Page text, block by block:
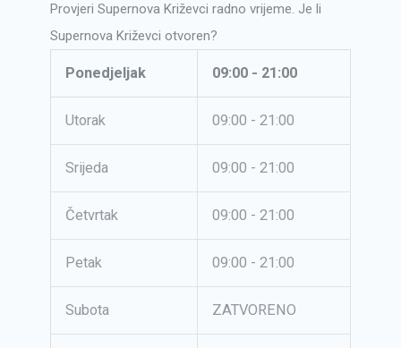
Provjeri Supernova Križevci radno vrijeme. Je li
Supernova Križevci otvoren?
Ponedjeljak 09:00 - 21:00
Utorak 09:00 - 21:00
Srijeda 09:00 - 21:00
Četvrtak 09:00 - 21:00
Petak 09:00 - 21:00
Subota ZATVORENO